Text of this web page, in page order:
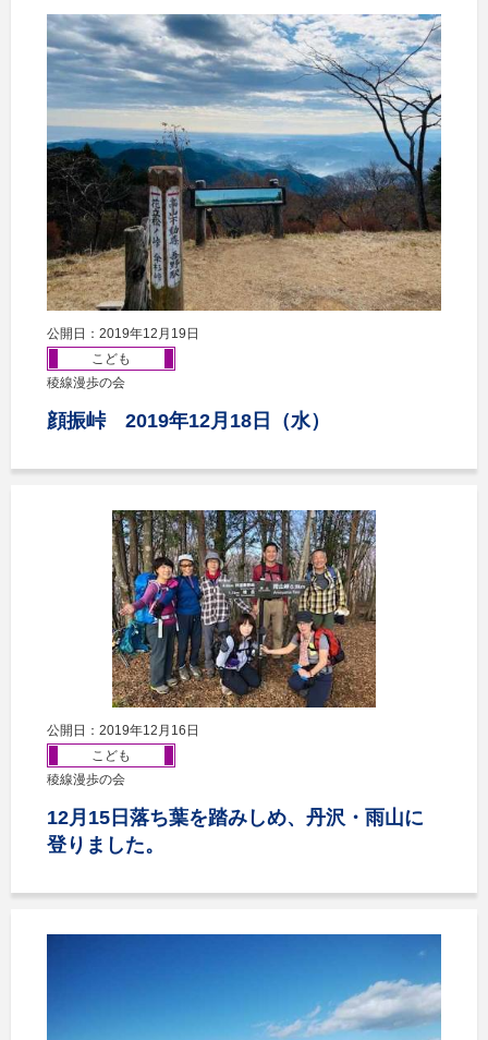
公開日：2019年12月19日
こども
稜線漫歩の会
顔振峠 2019年12月18日（水）
公開日：2019年12月16日
こども
稜線漫歩の会
12月15日落ち葉を踏みしめ、丹沢・雨山に
登りました。